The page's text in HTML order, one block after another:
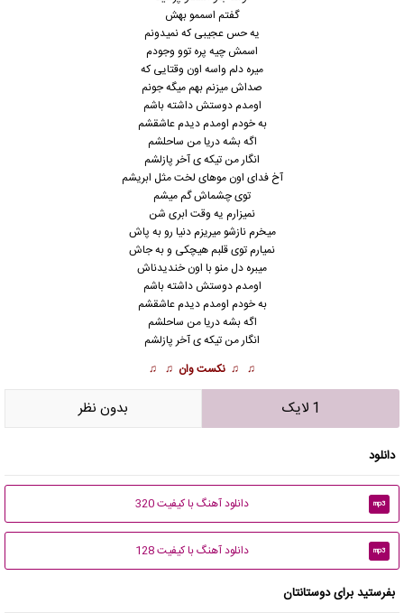
گفتم اسممو بهش
یه حس عجیبی که نمیدونم
اسمش چیه پره توو وجودم
میره دلم واسه اون وقتایی که
صداش میزنم بهم میگه جونم
اومدم دوستش داشته باشم
به خودم اومدم دیدم عاشقشم
اگه بشه دریا من ساحلشم
انگار من تیکه ی آخر پازلشم
آخ فدای اون موهای لخت مثل ابریشم
توی چشماش گم میشم
نمیزارم یه وقت ابری شن
میخرم نازشو میریزم دنیا رو به پاش
نمیارم توی قلبم هیچکی و به جاش
میبره دل منو با اون خندیدناش
اومدم دوستش داشته باشم
به خودم اومدم دیدم عاشقشم
اگه بشه دریا من ساحلشم
انگار من تیکه ی آخر پازلشم
♫ ♫ نکست وان ♫ ♫
1 لایک بدون نظر
دانلود
mp3 دانلود آهنگ با کیفیت 320
mp3 دانلود آهنگ با کیفیت 128
بفرستید برای دوستانتان